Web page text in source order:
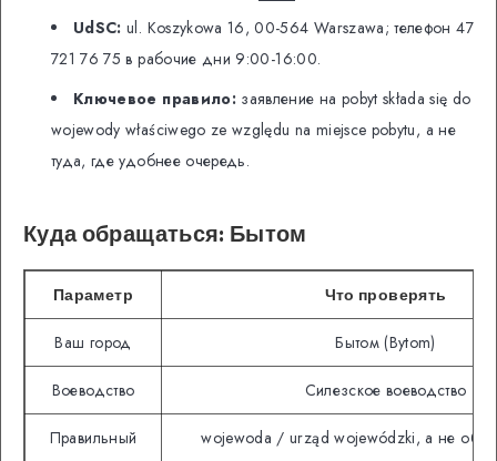
UdSC: ul. Koszykowa 16, 00-564 Warszawa; телефон 47
721 76 75 в рабочие дни 9:00-16:00.
Ключевое правило:заявление на pobyt składa się do
wojewody właściwego ze względu na miejsce pobytu, а не
туда, где удобнее очередь.
Куда обращаться: Бытом
Параметр Что проверять
Ваш город Бытом (Bytom)
Воеводство Силезское воеводство
Правильный
wojewoda / urząd wojewódzki, а не